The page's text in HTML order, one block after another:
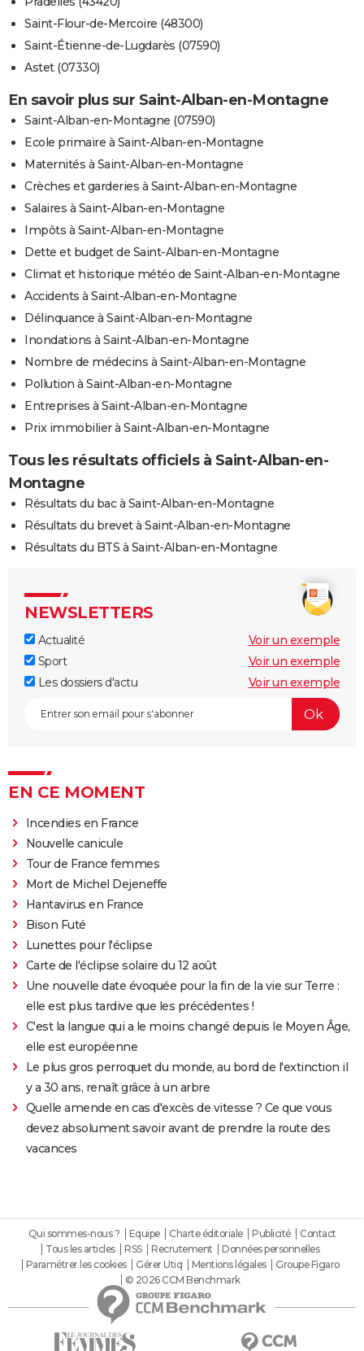
Saint-Flour-de-Mercoire (48300)
Saint-Étienne-de-Lugdarès (07590)
Astet (07330)
En savoir plus sur Saint-Alban-en-Montagne
Saint-Alban-en-Montagne (07590)
Ecole primaire à Saint-Alban-en-Montagne
Maternités à Saint-Alban-en-Montagne
Crèches et garderies à Saint-Alban-en-Montagne
Salaires à Saint-Alban-en-Montagne
Impôts à Saint-Alban-en-Montagne
Dette et budget de Saint-Alban-en-Montagne
Climat et historique météo de Saint-Alban-en-Montagne
Accidents à Saint-Alban-en-Montagne
Délinquance à Saint-Alban-en-Montagne
Inondations à Saint-Alban-en-Montagne
Nombre de médecins à Saint-Alban-en-Montagne
Pollution à Saint-Alban-en-Montagne
Entreprises à Saint-Alban-en-Montagne
Prix immobilier à Saint-Alban-en-Montagne
Tous les résultats officiels à Saint-Alban-en-
Montagne
Résultats du bac à Saint-Alban-en-Montagne
Résultats du brevet à Saint-Alban-en-Montagne
Résultats du BTS à Saint-Alban-en-Montagne
NEWSLETTERS
Actualité
Voir un exemple
Sport
Voir un exemple
Les dossiers d'actu
Voir un exemple
EN CE MOMENT
Incendies en France
Nouvelle canicule
Tour de France femmes
Mort de Michel Dejeneffe
Hantavirus en France
Bison Futé
Lunettes pour l'éclipse
Carte de l'éclipse solaire du 12 août
Une nouvelle date évoquée pour la fin de la vie sur Terre :
elle est plus tardive que les précédentes !
C'est la langue qui a le moins changé depuis le Moyen Âge,
elle est européenne
Le plus gros perroquet du monde, au bord de l'extinction il
y a 30 ans, renaît grâce à un arbre
Quelle amende en cas d'excès de vitesse ? Ce que vous
devez absolument savoir avant de prendre la route des
vacances
Qui sommes-nous ? Equipe Charte éditoriale Publicité
Contact
Tous les articles
RSS Recrutement
Données personnelles
Paramétrer les cookies
Gérer Utiq Mentions légales
Groupe Figaro
© 2026 CCM Benchmark